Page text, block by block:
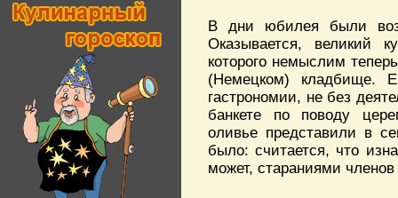
В дни юбилея были
Оказывается, великий
которого немыслим
(Немецком) кладбище.
гастрономии, не без
банкете по поводу
оливье представили в
было: считается, что
может, стараниями